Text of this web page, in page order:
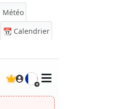
📆 Calendrier
🇫🇷